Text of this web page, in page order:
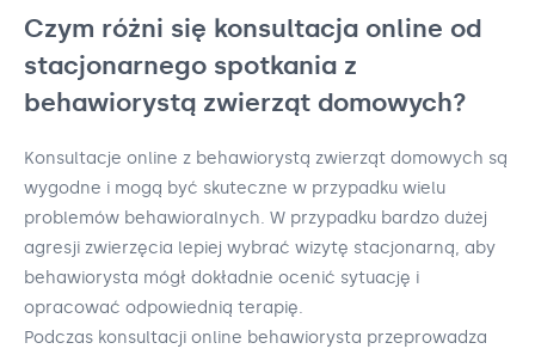
Czym różni się konsultacja online od
stacjonarnego spotkania z
behawiorystą zwierząt domowych?
Konsultacje online z behawiorystą zwierząt domowych są
wygodne i mogą być skuteczne w przypadku wielu
problemów behawioralnych. W przypadku bardzo dużej
agresji zwierzęcia lepiej wybrać wizytę stacjonarną, aby
behawiorysta mógł dokładnie ocenić sytuację i
opracować odpowiednią terapię.
Podczas konsultacji online behawiorysta przeprowadza